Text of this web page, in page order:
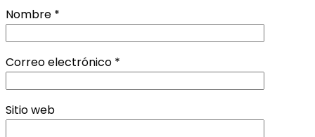
Nombre *
Correo electrónico *
Sitio web